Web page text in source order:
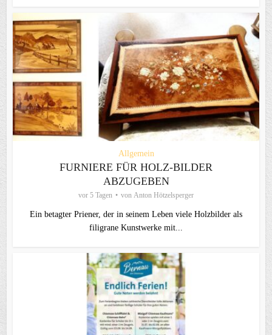
Allgemein
FURNIERE FÜR HOLZ-BILDER
ABZUGEBEN
vor 5 Tagen von Anton Hötzelsperger
Ein betagter Priener, der in seinem Leben viele Holzbilder als
filigrane Kunstwerke mit...